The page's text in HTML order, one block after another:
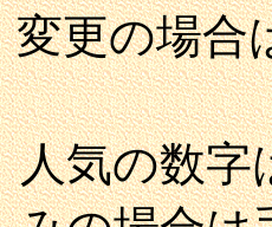
変更の場合
人気の数字